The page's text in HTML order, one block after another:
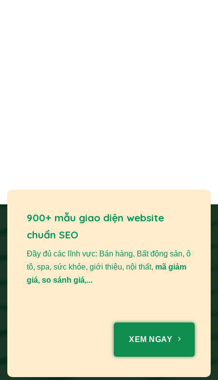
900+ mẫu giao diện website
chuẩn SEO
Đầy đủ các lĩnh vực: Bán hàng, Bất động sản, ô
tô, spa, sức khỏe, giới thiệu, nội thất, mã giảm
giá, so sánh giá,...
XEM NGAY